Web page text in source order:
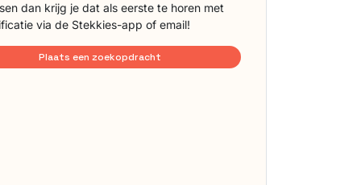
dan krijg je dat als eerste te horen met
via de Stekkies-app of email!
Plaats een zoekopdracht